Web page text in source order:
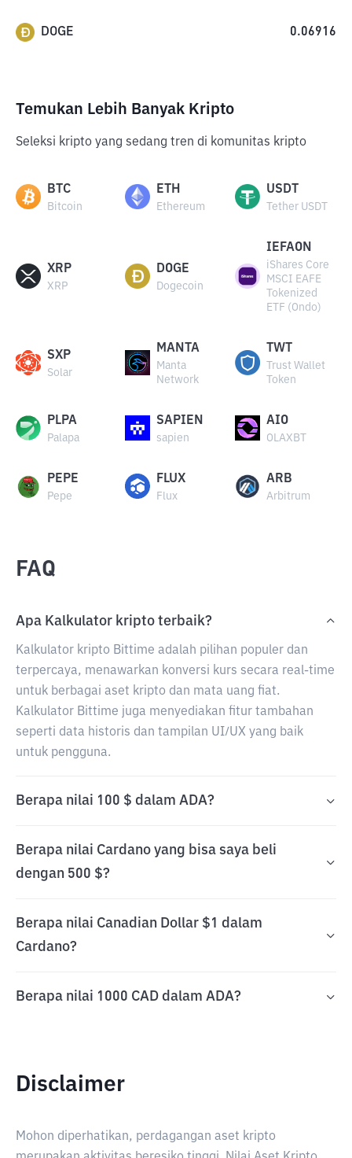
DOGE 0.06916
Temukan Lebih Banyak Kripto
Seleksi kripto yang sedang tren di komunitas kripto
BTC
Bitcoin
ETH
Ethereum
USDT
Tether USDT
XRP
XRP
DOGE
Dogecoin
IEFAON
iShares Core
MSCI EAFE
Tokenized
ETF (Ondo)
SXP
Solar
MANTA
Manta
Network
TWT
Trust Wallet
Token
PLPA
Palapa
SAPIEN
sapien
AIO
OLAXBT
PEPE
Pepe
FLUX
Flux
ARB
Arbitrum
FAQ
Apa Kalkulator kripto terbaik?
Kalkulator kripto Bittime adalah pilihan populer dan
terpercaya, menawarkan konversi kurs secara real-time
untuk berbagai aset kripto dan mata uang fiat.
Kalkulator Bittime juga menyediakan fitur tambahan
seperti data historis dan tampilan UI/UX yang baik
untuk pengguna.
Berapa nilai 100 $ dalam ADA?
Berapa nilai Cardano yang bisa saya beli
dengan 500 $?
Berapa nilai Canadian Dollar $1 dalam
Cardano?
Berapa nilai 1000 CAD dalam ADA?
Disclaimer
Mohon diperhatikan, perdagangan aset kripto